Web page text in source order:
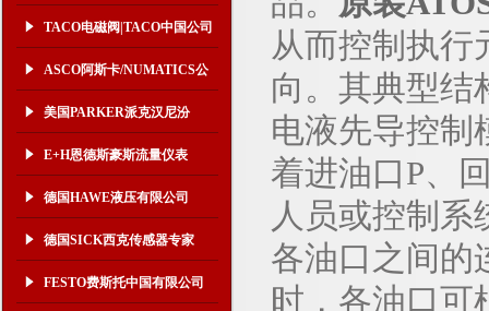
TACO电磁阀|TACO中国公司
ASCO阿斯卡/NUMATICS公
司
美国PARKER派克汉尼汾
E+H恩德斯豪斯流量仪表
德国HAWE液压有限公司
德国SICK西克传感器专家
FESTO费斯托中国有限公司
从而控制执行
向。其典型结
电液先导控制
着进油口P、
人员或控制
各油口之间的
时，各油口可